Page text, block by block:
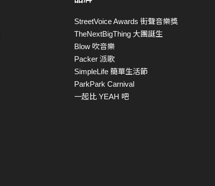
StreetVoice Awards 街聲音樂獎
TheNextBigThing 大團誕生
Blow 吹音樂
Packer 派歌
SimpleLife 簡單生活節
ParkPark Carnival
一起比 YEAH 吧